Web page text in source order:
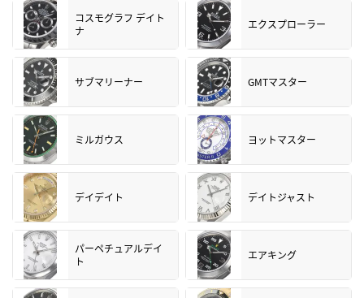
コスモグラフ デイト
ナ
エクスプローラー
サブマリーナー GMTマスター
ミルガウス ヨットマスター
デイデイト デイトジャスト
パーペチュアルデイ
ト
エアキング